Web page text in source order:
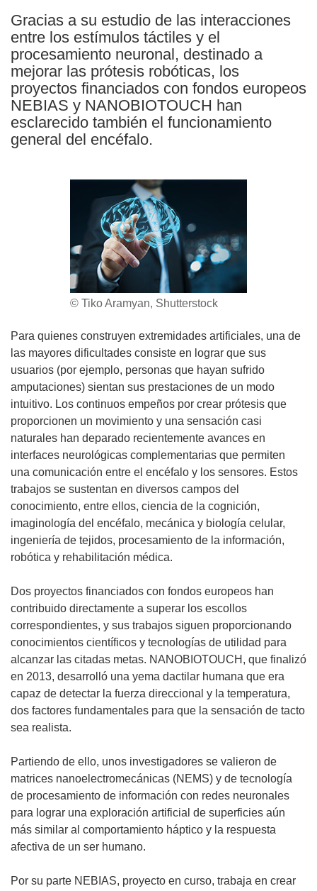
Gracias a su estudio de las interacciones
entre los estímulos táctiles y el
procesamiento neuronal, destinado a
mejorar las prótesis robóticas, los
proyectos financiados con fondos europeos
NEBIAS y NANOBIOTOUCH han
esclarecido también el funcionamiento
general del encéfalo.
© Tiko Aramyan, Shutterstock
Para quienes construyen extremidades artificiales, una de
las mayores dificultades consiste en lograr que sus
usuarios (por ejemplo, personas que hayan sufrido
amputaciones) sientan sus prestaciones de un modo
intuitivo. Los continuos empeños por crear prótesis que
proporcionen un movimiento y una sensación casi
naturales han deparado recientemente avances en
interfaces neurológicas complementarias que permiten
una comunicación entre el encéfalo y los sensores. Estos
trabajos se sustentan en diversos campos del
conocimiento, entre ellos, ciencia de la cognición,
imaginología del encéfalo, mecánica y biología celular,
ingeniería de tejidos, procesamiento de la información,
robótica y rehabilitación médica.
Dos proyectos financiados con fondos europeos han
contribuido directamente a superar los escollos
correspondientes, y sus trabajos siguen proporcionando
conocimientos científicos y tecnologías de utilidad para
alcanzar las citadas metas. NANOBIOTOUCH, que finalizó
en 2013, desarrolló una yema dactilar humana que era
capaz de detectar la fuerza direccional y la temperatura,
dos factores fundamentales para que la sensación de tacto
sea realista.
Partiendo de ello, unos investigadores se valieron de
matrices nanoelectromecánicas (NEMS) y de tecnología
de procesamiento de información con redes neuronales
para lograr una exploración artificial de superficies aún
más similar al comportamiento háptico y la respuesta
afectiva de un ser humano.
Por su parte NEBIAS, proyecto en curso, trabaja en crear